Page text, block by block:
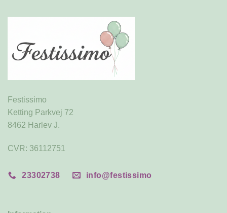
Festissimo
Ketting Parkvej 72
8462 Harlev J.
CVR: 36112751
23302738 info@festissimo